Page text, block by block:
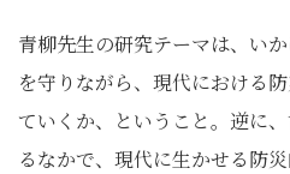
青柳先生の研究テーマは、い
を守りながら、現代における
ていくか、ということ。逆に
るなかで、現代に生かせる防